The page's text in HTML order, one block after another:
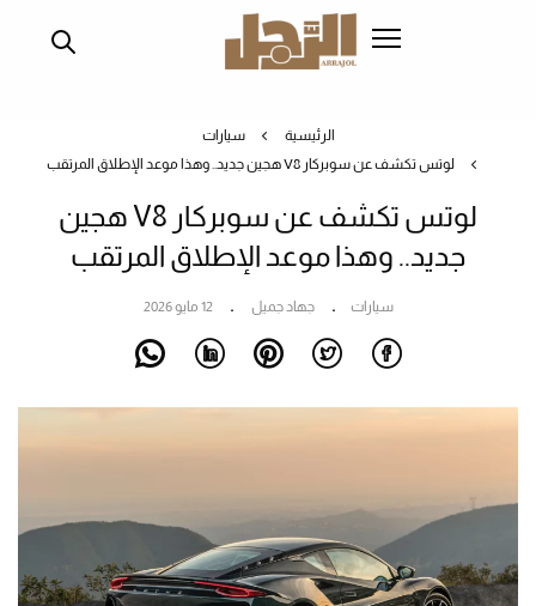
الرئيسية
سيارات
لوتس تكشف عن سوبركار V8 هجين جديد.. وهذا موعد الإطلاق المرتقب
لوتس تكشف عن سوبركار V8 هجين
جديد.. وهذا موعد الإطلاق المرتقب
سيارات جهاد جميل 12 مايو 2026